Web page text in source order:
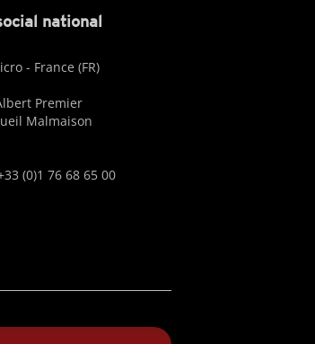
national
- France (FR)
Premier
Malmaison
(0)1 76 68 65 00